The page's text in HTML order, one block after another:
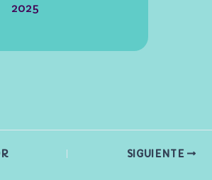
2025
SIGUIENTE